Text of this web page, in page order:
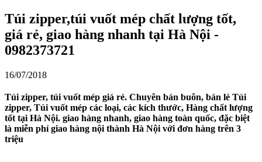
Túi zipper,túi vuốt mép chất lượng tốt,
giá rẻ, giao hàng nhanh tại Hà Nội -
0982373721
16/07/2018
Túi zipper, túi vuốt mép giá rẻ. Chuyên bán buôn, bán lẻ Túi
zipper, Túi vuốt mép các loại, các kích thước, Hàng chất lượng
tốt tại Hà Nội. giao hàng nhanh, giao hàng toàn quốc, đặc biệt
là miễn phí giao hàng nội thành Hà Nội với đơn hàng trên 3
triệu